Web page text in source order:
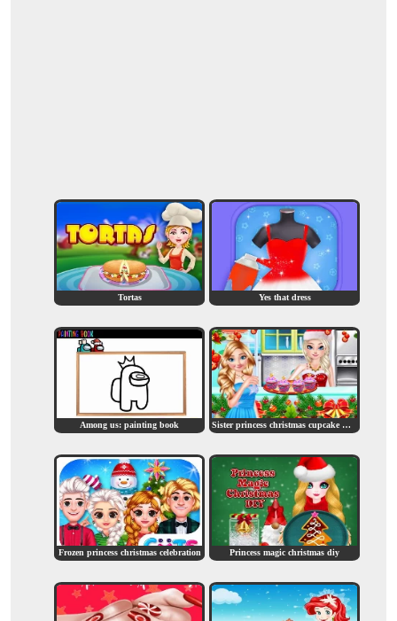
Tortas Yes that dress
Among us: painting book Sister princess christmas cupcake maker
Frozen princess christmas celebration Princess magic christmas diy